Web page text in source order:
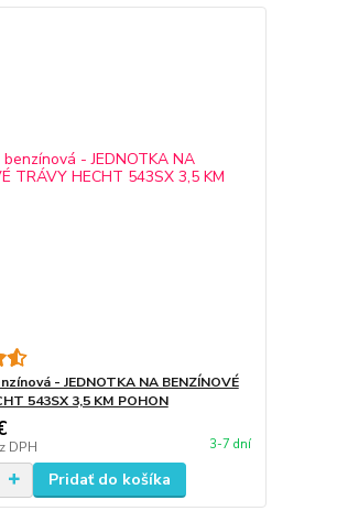
- JEDNOTKA NA BENZÍNOVÉ
543SX 3,5 KM POHON
DPH 3-7 dní
Pridať do košíka